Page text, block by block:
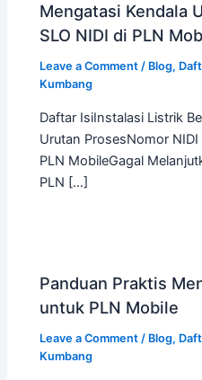
Mengatasi Kendala
SLO NIDI di PLN
Leave a Comment / Blog,
Kumbang
Daftar IsiInstalasi Listrik
Urutan ProsesNomor
PLN MobileGagal
PLN […]
Panduan Praktis
untuk PLN Mobile
Leave a Comment / Blog,
Kumbang